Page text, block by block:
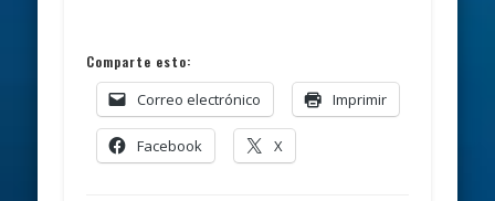
Comparte esto:
Correo electrónico Imprimir
Facebook X